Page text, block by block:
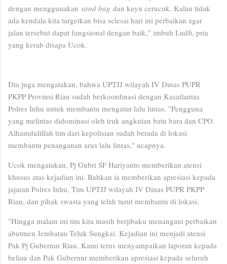
dengan menggunakan sand bag dan kayu cerucuk. Kalau tidak
ada kendala kita targetkan bisa selesai hari ini perbaikan agar
jalan tersebut dapat fungsional dengan baik," imbuh Ludfi, pria
yang kerab disapa Ucok.
Dia juga mengatakan, bahwa UPTJJ wilayah IV Dinas PUPR
PKPP Provinsi Riau sudah berkoordinasi dengan Kasatlantas
Polres Inhu untuk membantu mengatur lalu lintas. "Pengguna
yang melintas didominasi oleh truk angkutan batu bara dan CPO.
Alhamdulillah tim dari kepolisian sudah berada di lokasi
membantu penanganan arus lalu lintas," ucapnya.
Ucok mengatakan, Pj Gubri SF Hariyanto memberikan atensi
khusus atas kejadian ini. Bahkan ia memberikan apresiasi kepada
jajaran Polres Inhu, Tim UPTJJ wilayah IV Dinas PUPR PKPP
Riau, dan pihak swasta yang telah turut membantu di lokasi.
"Hingga malam ini tim kita masih berjibaku menangani perbaikan
abutmen Jembatan Teluk Sungkai. Kejadian ini menjadi atensi
Pak Pj Gubernur Riau. Kami terus menyampaikan laporan kepada
beliau dan Pak Gubernur memberikan apresiasi kepada seluruh